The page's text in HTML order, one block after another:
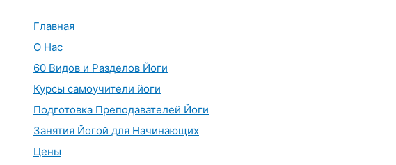
Главная
О Нас
60 Видов и Разделов Йоги
Курсы самоучители йоги
Подготовка Преподавателей Йоги
Занятия Йогой для Начинающих
Цены